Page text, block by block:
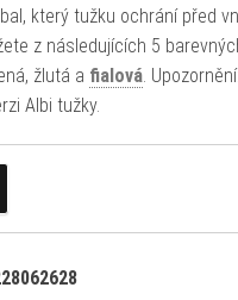
který tužku ochrání před
z následujících 5
žlutá a fialová.
Albi tužky.